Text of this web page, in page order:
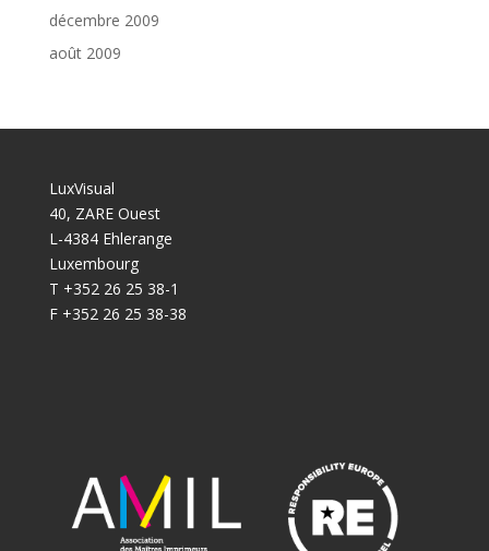
décembre 2009
août 2009
LuxVisual
40, ZARE Ouest
L-4384 Ehlerange
Luxembourg
T +352 26 25 38-1
F +352 26 25 38-38